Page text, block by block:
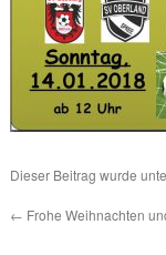
Dieser Beitrag wurde
← Frohe Weihnachten